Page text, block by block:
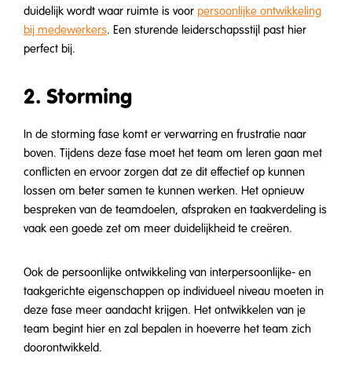
duidelijk wordt waar ruimte is voor persoonlijke ontwikkeling
bij medewerkers. Een sturende leiderschapsstijl past hier
perfect bij.
2. Storming
In de storming fase komt er verwarring en frustratie naar
boven. Tijdens deze fase moet het team om leren gaan met
conflicten en ervoor zorgen dat ze dit effectief op kunnen
lossen om beter samen te kunnen werken. Het opnieuw
bespreken van de teamdoelen, afspraken en taakverdeling is
vaak een goede zet om meer duidelijkheid te creëren.
Ook de persoonlijke ontwikkeling van interpersoonlijke- en
taakgerichte eigenschappen op individueel niveau moeten in
deze fase meer aandacht krijgen. Het ontwikkelen van je
team begint hier en zal bepalen in hoeverre het team zich
doorontwikkeld.